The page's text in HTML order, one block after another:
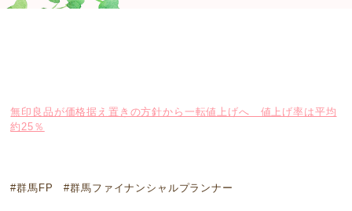
無印良品が価格据え置きの方針から一転値上げへ 値上げ率は平均
約25％
#群馬FP #群馬ファイナンシャルプランナー